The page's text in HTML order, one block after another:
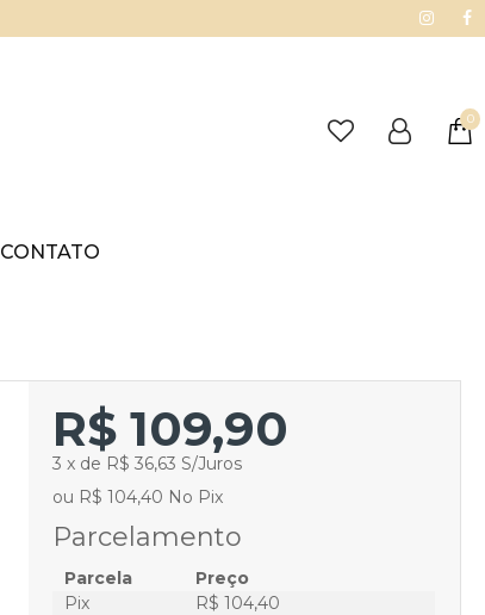
0
CONTATO
R$ 109,90
3 x de R$ 36,63 S/Juros
ou R$ 104,40 No Pix
Parcelamento
Parcela
Preço
Pix
R$ 104,40